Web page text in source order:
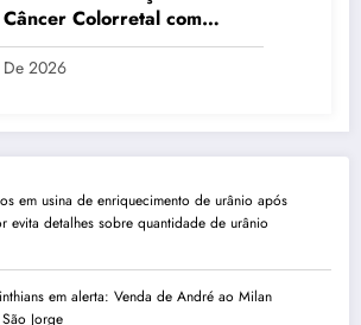
Colorretal com
2026
em usina de enriquecimento de urânio após
evita detalhes sobre quantidade de urânio
em alerta: Venda de André ao Milan
Jorge